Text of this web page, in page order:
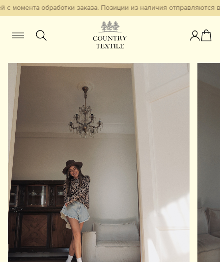
обработки заказа. Позиции из наличия отправляются в
Женщинам Детям
Смотреть всё
Новинки
В наличии
Бестселлеры
Одежда
Обувь
Аксессуары
Украшения